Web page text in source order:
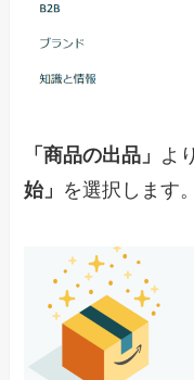
「商品の出品」 より
始」 を選択します。